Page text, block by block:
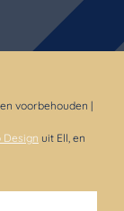
voorbehouden |
Design uit Ell, en